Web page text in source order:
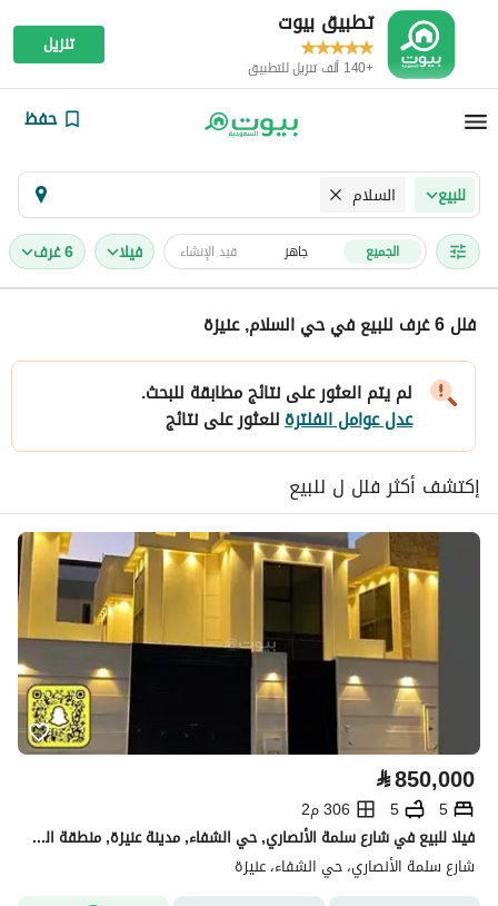
تطبيق بيوت
+140 ألف تنزيل للتطبيق
تنزيل
حفظ
للبيع السلام
الجميع جاهز قيد الإنشاء فیلا 6 غرف
فلل 6 غرف للبيع في حي السلام, عنيزة
لم يتم العثور على نتائج مطابقة للبحث.
عدل عوامل الفلترةللعثور على نتائج
إكتشف أكثر فلل ل للبيع
⃁850,000
5
5
306 م2
فيلا للبيع في شارع سلمة الأنصاري, حي الشفاء, مدينة عنيزة, منطقة القصيم
شارع سلمة الأنصاري، حي الشفاء، عنيزة